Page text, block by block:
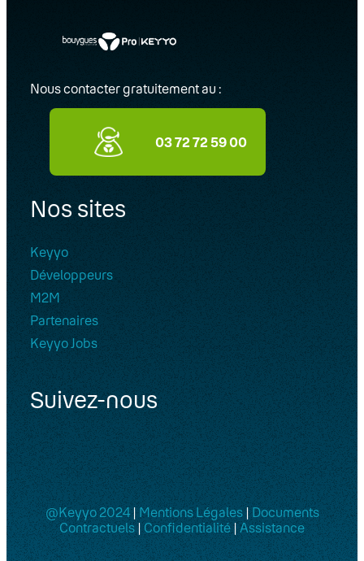
Nous contacter gratuitement au :
03 72 72 59 00
Nos sites
Keyyo
Développeurs
M2M
Partenaires
Keyyo Jobs
Suivez-nous
@Keyyo 2024| Mentions Légales|Documents
Contractuels|Confidentialité|Assistance